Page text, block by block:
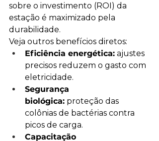
sobre o investimento (ROI) da
estação é maximizado pela
durabilidade.
Veja outros benefícios diretos:
Eficiência energética: ajustes
precisos reduzem o gasto com
eletricidade.
Segurança
biológica: proteção das
colônias de bactérias contra
picos de carga.
Capacitação